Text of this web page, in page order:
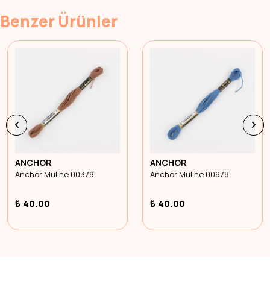
Benzer Ürünler
ANCHOR
Anchor Muline 00379
₺ 40.00
ANCHOR
Anchor Muline 00978
₺ 40.00